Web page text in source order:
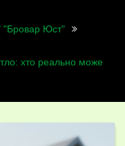
"Бровар Юст"
хто реально може